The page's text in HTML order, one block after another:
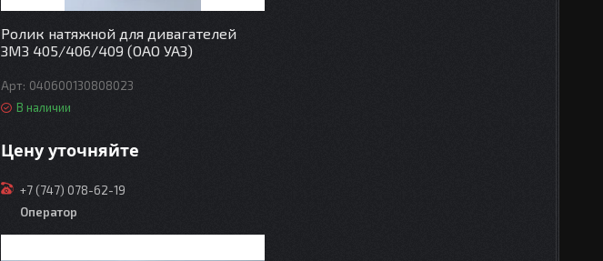
Ролик натяжной для дивагателей
ЗМЗ 405/406/409 (ОАО УАЗ)
040600130808023
В наличии
Цену уточняйте
+7 (747) 078-62-19
Оператор